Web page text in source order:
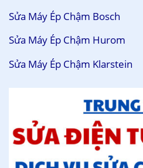
Sửa Máy Ép Chậm Bosch
Sửa Máy Ép Chậm Hurom
Sửa Máy Ép Chậm Klarstein